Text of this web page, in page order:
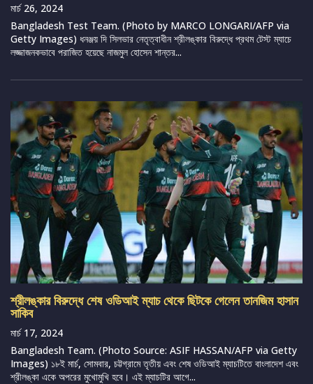
মার্চ 26, 2024
Bangladesh Test Team. (Photo by MARCO LONGARI/AFP via
Getty Images) ধনঞ্জয় দি সিলভার নেতৃত্বাধীন শ্রীলঙ্কার বিরুদ্ধে প্রথম টেস্ট ম্যাচে
লজ্জাজনকভাবে পরাজিত হয়েছে নাজমুল হোসেন শান্তর...
শ্রীলঙ্কার বিরুদ্ধে শেষ ওডিআই ম্যাচ থেকে ছিটকে গেলেন তানজিম হাসান
সাকিব
মার্চ 17, 2024
Bangladesh Team. (Photo Source: ASIF HASSAN/AFP via Getty
Images) ১৮ই মার্চ, সোমবার, চট্টগ্রামে তৃতীয় এবং শেষ ওডিআই ম্যাচটিতে বাংলাদেশ এবং
শ্রীলঙ্কা একে অপরের মুখোমুখি হবে। এই ম্যাচটির আগে...